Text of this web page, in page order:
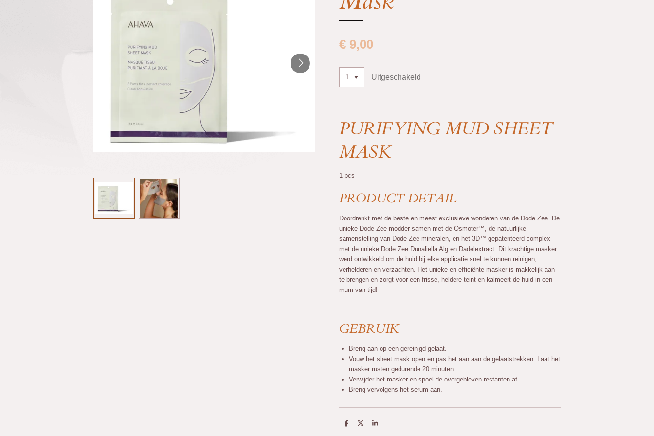
€ 9,00
Uitgeschakeld
PURIFYING MUD SHEET
MASK
1 pcs
PRODUCT DETAIL
Doordrenkt met de beste en meest exclusieve wonderen van de Dode Zee. De
unieke Dode Zee modder samen met de Osmoter™, de natuurlijke
samenstelling van Dode Zee mineralen, en het 3D™ gepatenteerd complex
met de unieke Dode Zee Dunaliella Alg en Dadelextract. Dit krachtige masker
werd ontwikkeld om de huid bij elke applicatie snel te kunnen reinigen,
verhelderen en verzachten. Het unieke en efficiënte masker is makkelijk aan
te brengen en zorgt voor een frisse, heldere teint en kalmeert de huid in een
mum van tijd!
GEBRUIK
Breng aan op een gereinigd gelaat.
Vouw het sheet mask open en pas het aan aan de gelaatstrekken. Laat het
masker rusten gedurende 20 minuten.
Verwijder het masker en spoel de overgebleven restanten af.
Breng vervolgens het serum aan.
D
D
S